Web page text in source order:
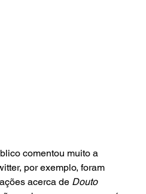
comentou muito a
por exemplo, foram
acerca de Douto